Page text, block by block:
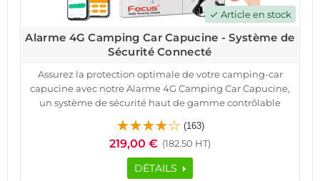
check Article en stock
Alarme 4G Camping Car Capucine - Système de
Sécurité Connecté
Assurez la protection optimale de votre camping-car
capucine avec notre Alarme 4G Camping Car Capucine,
un système de sécurité haut de gamme contrôlable
Conçue par Meian, leader en systèmes d'alarme, cette
alarme offre une surveillance continue grâce à sa
centrale HA-VGT dotée de la technologie 4G et Ethernet.
Recevez des alertes instantanées par notifications push,
(163)
219,00 € (182.50 HT)
DÉTAILS